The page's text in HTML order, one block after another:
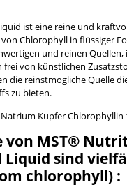
ist eine reine und
Chlorophyll in flüssiger
und reinen Quellen,
von künstlichen
die reinstmögliche Quelle
zu bieten.
Kupfer Chlorophyllin
von MST®
Liquid sind
chlorophyll) :